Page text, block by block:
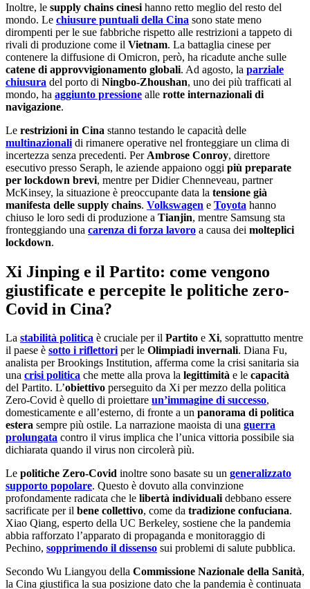
Inoltre, le supply chains cinesi hanno retto meglio del resto del
mondo. Le chiusure puntuali della Cina sono state meno
dirompenti per le sue fabbriche rispetto alle restrizioni a tappeto di
rivali di produzione come il Vietnam. La battaglia cinese per
contenere la diffusione di Omicron, però, ha ricadute anche sulle
catene di approvvigionamento globali. Ad agosto, la parziale
chiusura del porto di Ningbo-Zhoushan, uno dei più trafficati al
mondo, ha aggiunto pressione alle rotte internazionali di
navigazione.
Le restrizioni in Cina stanno testando le capacità delle
multinazionali di rimanere operative nel fronteggiare un clima di
incertezza senza precedenti. Per Ambrose Conroy, direttore
esecutivo presso Seraph, le aziende appaiono oggi più preparate
per lockdown brevi, mentre per Didier Chenneveau, partner
McKinsey, la situazione è preoccupante data la tensione già
manifesta delle supply chains. Volkswagen e Toyota hanno
chiuso le loro sedi di produzione a Tianjin, mentre Samsung sta
fronteggiando una carenza di forza lavoro a causa dei molteplici
lockdown.
Xi Jinping e il Partito: come vengono
giustificate e percepite le politiche zero-
Covid in Cina?
La stabilità politica è cruciale per il Partito e Xi, soprattutto mentre
il paese è sotto i riflettoriper le Olimpiadi invernali. Diana Fu,
analista per Brookings Institution, afferma come la crisi sanitaria sia
una crisi politica che mette alla prova la legittimità e le capacità
del Partito. L’obiettivo perseguito da Xi per mezzo della politica
Zero-Covid è quello di proiettare un’immagine di successo,
domesticamente e all’esterno, di fronte a un panorama di politica
estera sempre più ostile. La narrazione maoista di una guerra
prolungata contro il virus implica che l’unica vittoria possibile sia
dichiarata quando il virus non circolerà più.
Le politiche Zero-Covid inoltre sono basate su un generalizzato
supporto popolare. Questo è dovuto alla convinzione
profondamente radicata che le libertà individualidebbano essere
sacrificate per il bene collettivo, come da tradizione confuciana.
Xiao Qiang, esperto della UC Berkeley, sostiene che la pandemia
abbia rafforzato l’apparato di propaganda e monitoraggio di
Pechino, sopprimendo il dissenso sui problemi di salute pubblica.
Secondo Wu Liangyou della Commissione Nazionale della Sanità,
la Cina giustifica la sua posizione dato che la pandemia è continuata